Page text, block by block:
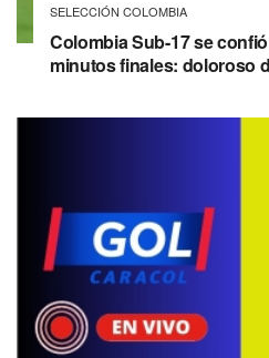
SELECCIÓN COLOMBIA
Colombia Sub-17 se
minutos finales: doloroso